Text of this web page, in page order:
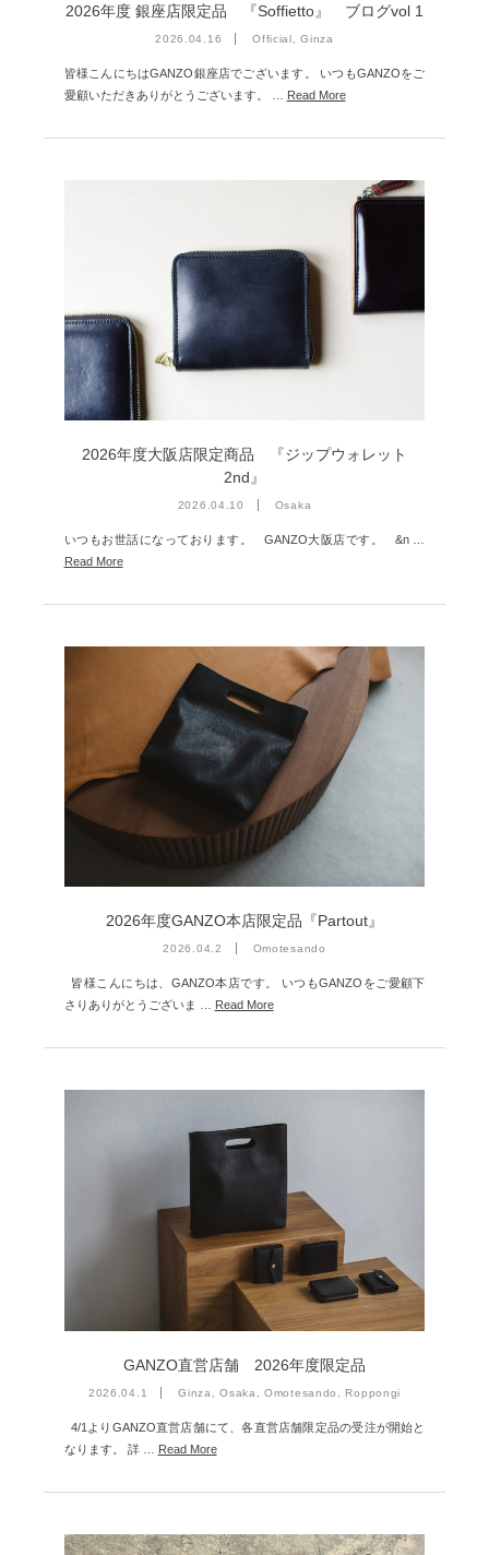
2026年度 銀座店限定品 『Soffietto』 ブログvol 1
2026.04.16 Official, Ginza
皆様こんにちはGANZO銀座店でございます。 いつもGANZOをご
愛顧いただきありがとうございます。 …
Read More
2026年度大阪店限定商品 『ジップウォレット
2nd』
2026.04.10 Osaka
いつもお世話になっております。 GANZO大阪店です。 &n …
Read More
2026年度GANZO本店限定品『Partout』
2026.04.2 Omotesando
皆様こんにちは、GANZO本店です。 いつもGANZOをご愛顧下
さりありがとうございま …
Read More
GANZO直営店舗 2026年度限定品
2026.04.1 Ginza, Osaka, Omotesando, Roppongi
4/1よりGANZO直営店舗にて、各直営店舗限定品の受注が開始と
なります。 詳 …
Read More